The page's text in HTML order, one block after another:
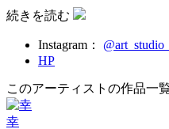
続きを読む
Instagram：
HP
このアーティストの作品一
幸